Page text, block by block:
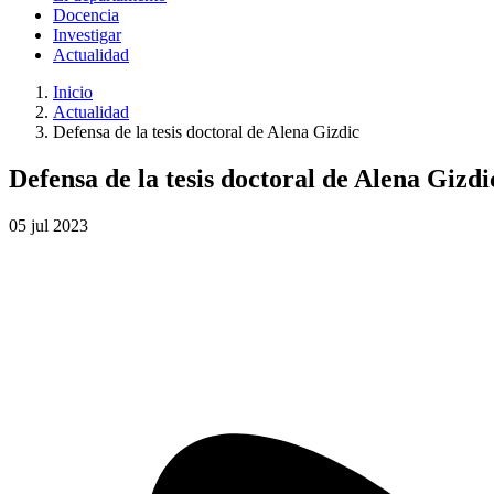
Docencia
Investigar
Actualidad
Inicio
Actualidad
Defensa de la tesis doctoral de Alena Gizdic
Defensa de la tesis doctoral de Alena
05 jul 2023